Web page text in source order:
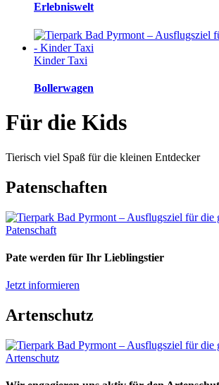
Erlebniswelt
Kinder Taxi
Bollerwagen
Für die Kids
Tierisch viel Spaß für die kleinen Entdecker
Patenschaften
Pate werden für Ihr Lieblingstier
Jetzt informieren
Artenschutz